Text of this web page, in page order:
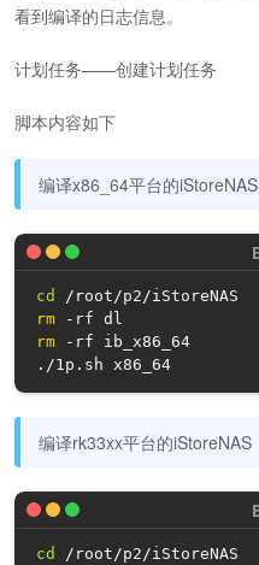
看到编译的日志信息。
计划任务——创建计划任务
脚本内容如下
编译x86_64平台的iStoreNAS
cd
rm
rm -rf ib_x86_64
./1p.sh x86_64
编译rk33xx平台的iStoreNAS
cd